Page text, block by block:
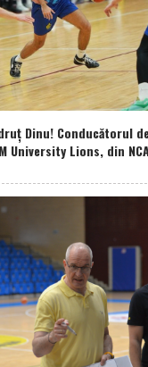
Dinu! Conducătorul
University Lions, din